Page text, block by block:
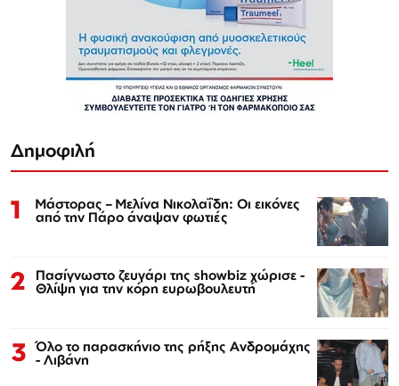
Δημοφιλή
1 Μάστορας – Μελίνα Νικολαΐδη: Οι εικόνες
από την Πάρο άναψαν φωτιές
2 Πασίγνωστο ζευγάρι της showbiz χώρισε -
Θλίψη για την κόρη ευρωβουλευτή
3 Όλο το παρασκήνιο της ρήξης Ανδρομάχης
- Λιβάνη